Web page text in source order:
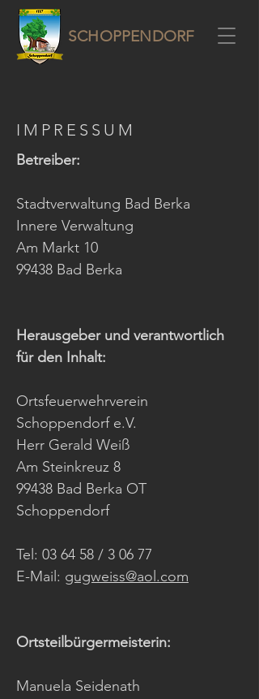
SCHOPPENDORF
IMPRESSUM
Betreiber:
Stadtverwaltung Bad Berka
Innere Verwaltung
Am Markt 10
99438 Bad Berka
Herausgeber und verantwortlich
für den Inhalt:
Ortsfeuerwehrverein
Schoppendorf e.V.
Herr Gerald Weiß
Am Steinkreuz 8
99438 Bad Berka OT
Schoppendorf
Tel: 03 64 58 / 3 06 77
E-Mail: gugweiss@aol.com
Ortsteilbürgermeisterin:
Manuela Seidenath